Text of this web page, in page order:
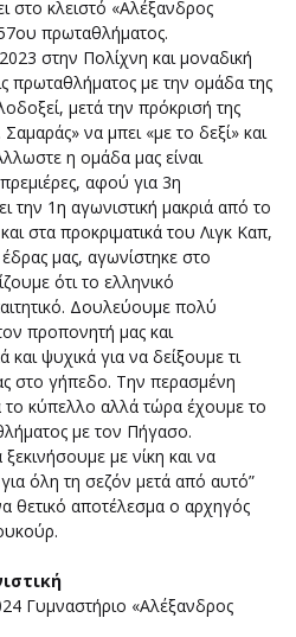
στο κλειστό «Αλέξανδρος
πρωταθλήματος.
στην Πολίχνη και μοναδική
πρωταθλήματος με την ομάδα της
μετά την πρόκρισή της
να μπει «με το δεξί» και
η ομάδα μας είναι
αφού για 3η
την 1η αγωνιστική μακριά από το
στα προκριματικά του Λιγκ Καπ,
μας, αγωνίστηκε στο
ότι το ελληνικό
Δουλεύουμε πολύ
προπονητή μας και
ψυχικά για να δείξουμε τι
στο γήπεδο. Την περασμένη
κύπελλο αλλά τώρα έχουμε το
με τον Πήγασο.
ξεκινήσουμε με νίκη και να
όλη τη σεζόν μετά από αυτό”
θετικό αποτέλεσμα ο αρχηγός
Γυμναστήριο «Αλέξανδρος